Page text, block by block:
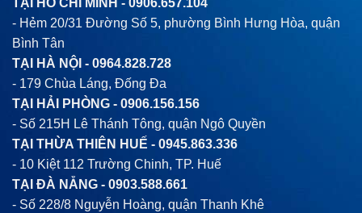
- Hẻm 20/31 Đường Số 5, phường Bình Hưng Hòa, quận
Bình Tân
TẠI HÀ NỘI - 0964.828.728
- 179 Chùa Láng, Đống Đa
TẠI HẢI PHÒNG - 0906.156.156
- Số 215H Lê Thánh Tông, quận Ngô Quyền
TẠI THỪA THIÊN HUẾ - 0945.863.336
- 10 Kiệt 112 Trường Chinh, TP. Huế
TẠI ĐÀ NẴNG - 0903.588.661
- Số 228/8 Nguyễn Hoàng, quận Thanh Khê